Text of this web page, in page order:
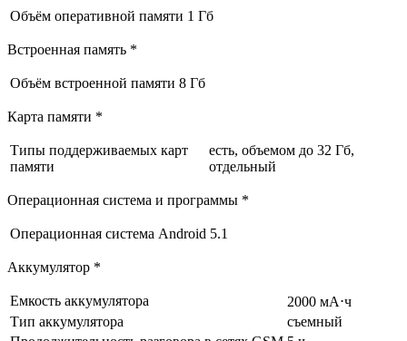
Объём оперативной памяти 1 Гб
Встроенная память *
Объём встроенной памяти 8 Гб
Карта памяти *
Типы поддерживаемых карт
памяти
есть, объемом до 32 Гб,
отдельный
Операционная система и программы *
Операционная система Android 5.1
Аккумулятор *
Емкость аккумулятора
2000 мА⋅ч
Тип аккумулятора
съемный